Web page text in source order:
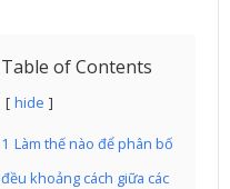
Table of Contents
hide
1 Làm thế nào để phân bố
đều khoảng cách giữa các